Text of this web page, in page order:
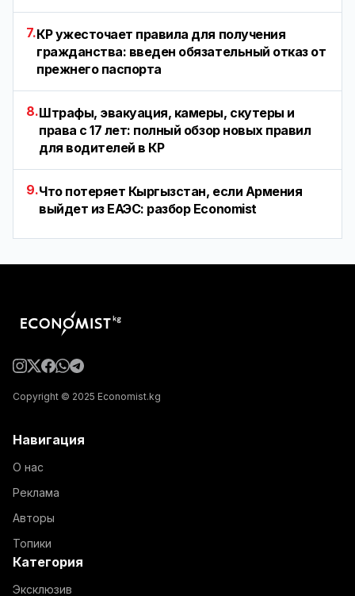
7.КР ужесточает правила для получения
гражданства: введен обязательный отказ от
прежнего паспорта
8.Штрафы, эвакуация, камеры, скутеры и
права с 17 лет: полный обзор новых правил
для водителей в КР
9.Что потеряет Кыргызстан, если Армения
выйдет из ЕАЭС: разбор Economist
Copyright © 2025 Economist.kg
Навигация
О нас
Реклама
Авторы
Топики
Категория
Эксклюзив